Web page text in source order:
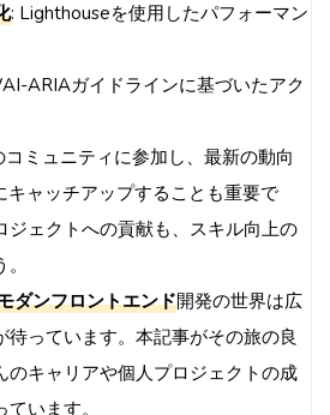
: Lighthouseを使用したパフォーマン
ARIAガイドラインに基づいたアク
ミュニティに参加し、最新の動向
ャッチアップすることも重要で
ジェクトへの貢献も、スキル向上の
ダンフロントエンド開発の世界は広
待っています。本記事がその旅の良
のキャリアや個人プロジェクトの成
います。